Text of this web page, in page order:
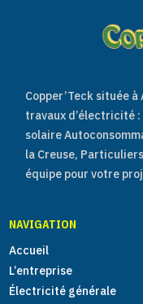
Copper’Teck située à
travaux d’électricité :
solaire
la Creuse,
équipe pour votre
NAVIGATION
Accueil
L’entreprise
Électricité générale